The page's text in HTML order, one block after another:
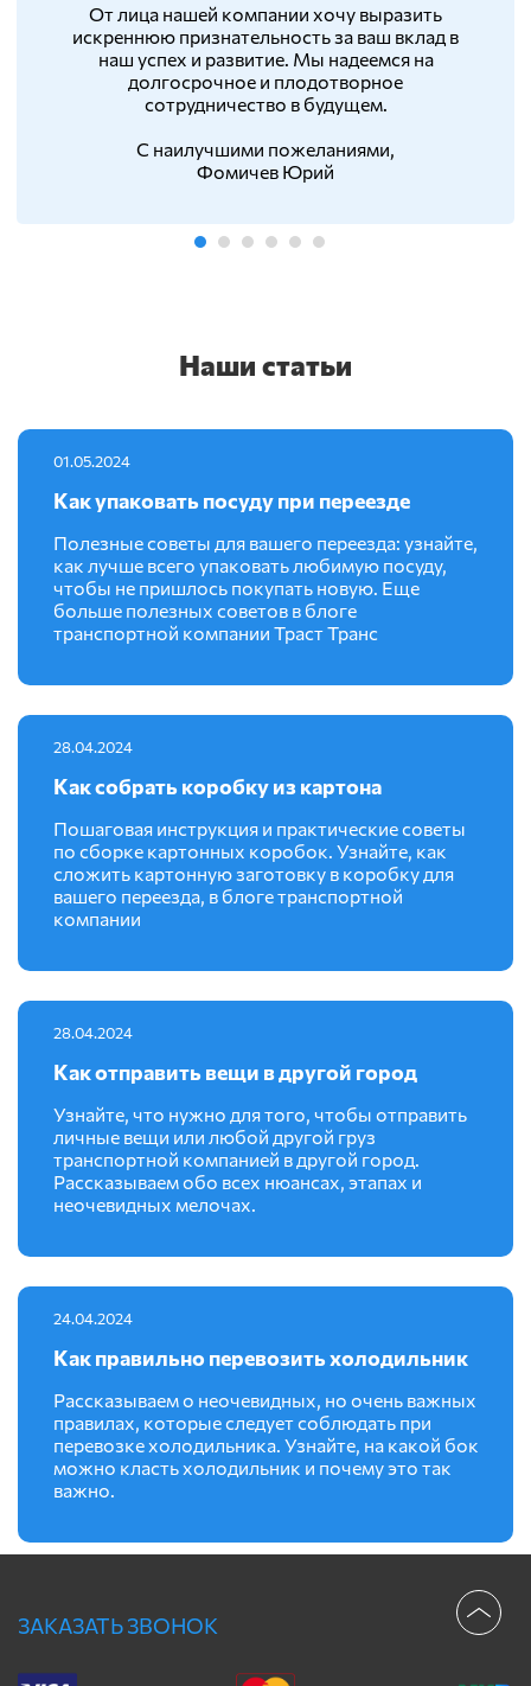
От лица нашей компании хочу выразить
искреннюю признательность за ваш вклад в
наш успех и развитие. Мы надеемся на
долгосрочное и плодотворное
сотрудничество в будущем.
С наилучшими пожеланиями,
Фомичев Юрий
Наши статьи
01.05.2024
Как упаковать посуду при переезде
Полезные советы для вашего переезда: узнайте,
как лучше всего упаковать любимую посуду,
чтобы не пришлось покупать новую. Еще
больше полезных советов в блоге
транспортной компании Траст Транс
28.04.2024
Как собрать коробку из картона
Пошаговая инструкция и практические советы
по сборке картонных коробок. Узнайте, как
сложить картонную заготовку в коробку для
вашего переезда, в блоге транспортной
компании
28.04.2024
Как отправить вещи в другой город
Узнайте, что нужно для того, чтобы отправить
личные вещи или любой другой груз
транспортной компанией в другой город.
Рассказываем обо всех нюансах, этапах и
неочевидных мелочах.
24.04.2024
Как правильно перевозить холодильник
Рассказываем о неочевидных, но очень важных
правилах, которые следует соблюдать при
перевозке холодильника. Узнайте, на какой бок
можно класть холодильник и почему это так
важно.
ЗАКАЗАТЬ ЗВОНОК